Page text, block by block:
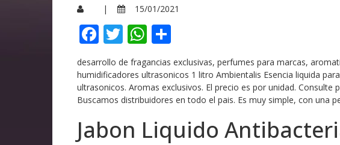
| 15/01/2021
Facebook
TwitterWhatsApp
desarrollo de fragancias exclusivas, perfumes para marcas,
humidificadores ultrasonicos 1 litro Ambientalis Esencia liquida
ultrasonicos. Aromas exclusivos. El precio es por unidad. Consulte
Buscamos distribuidores en todo el pais. Es muy simple, con una
Jabon Liquido